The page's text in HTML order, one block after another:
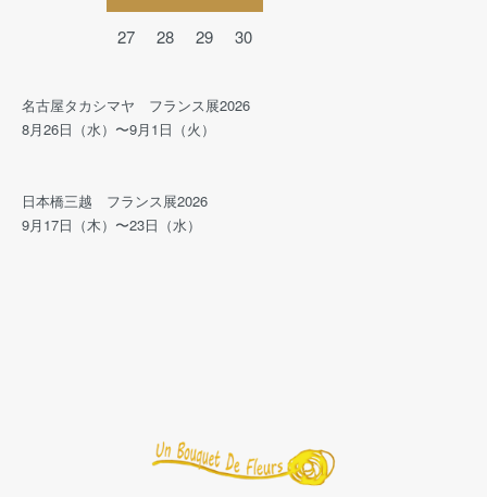
27 28 29 30
名古屋タカシマヤ フランス展2026
8月26日（水）〜9月1日（火）
日本橋三越 フランス展2026
9月17日（木）〜23日（水）